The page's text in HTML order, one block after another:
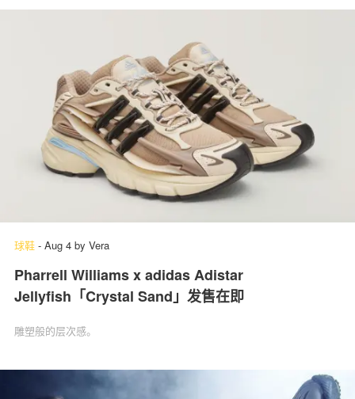
球鞋 - Aug 4 by Vera
Pharrell Williams x adidas Adistar
Jellyfish「Crystal Sand」发售在即
雕塑般的层次感。